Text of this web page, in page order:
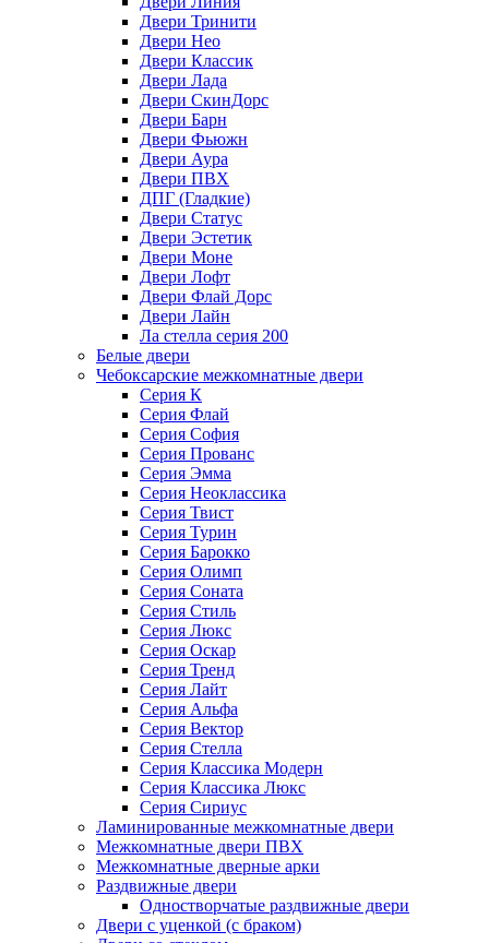
Двери Тринити
Двери Нео
Двери Классик
Двери Лада
Двери СкинДорс
Двери Барн
Двери Фьюжн
Двери Аура
Двери ПВХ
ДПГ (Гладкие)
Двери Статус
Двери Эстетик
Двери Моне
Двери Лофт
Двери Флай Дорс
Двери Лайн
Ла стелла серия 200
Белые двери
Чебоксарские межкомнатные двери
Серия К
Серия Флай
Серия София
Серия Прованс
Серия Эмма
Серия Неоклассика
Серия Твист
Серия Турин
Серия Барокко
Серия Олимп
Серия Соната
Серия Стиль
Серия Люкс
Серия Оскар
Серия Тренд
Серия Лайт
Серия Альфа
Серия Вектор
Серия Стелла
Серия Классика Модерн
Серия Классика Люкс
Серия Сириус
Ламинированные межкомнатные двери
Межкомнатные двери ПВХ
Межкомнатные дверные арки
Раздвижные двери
Одностворчатые раздвижные двери
Двери с уценкой (с браком)